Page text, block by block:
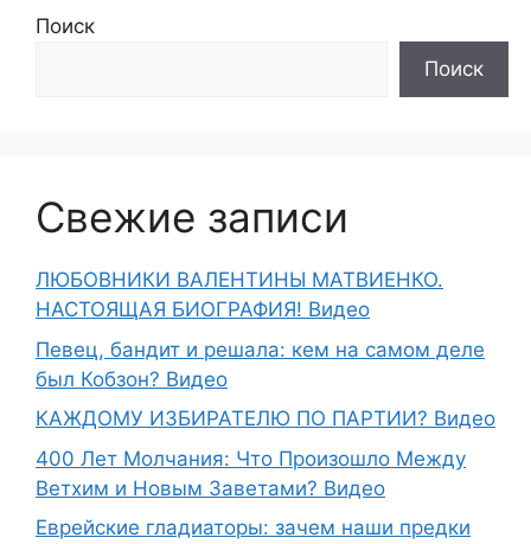
Поиск
Поиск
Свежие записи
ЛЮБОВНИКИ ВАЛЕНТИНЫ МАТВИЕНКО.
НАСТОЯЩАЯ БИОГРАФИЯ! Видео
Певец, бандит и решала: кем на самом деле
был Кобзон? Видео
КАЖДОМУ ИЗБИРАТЕЛЮ ПО ПАРТИИ? Видео
400 Лет Молчания: Что Произошло Между
Ветхим и Новым Заветами? Видео
Еврейские гладиаторы: зачем наши предки